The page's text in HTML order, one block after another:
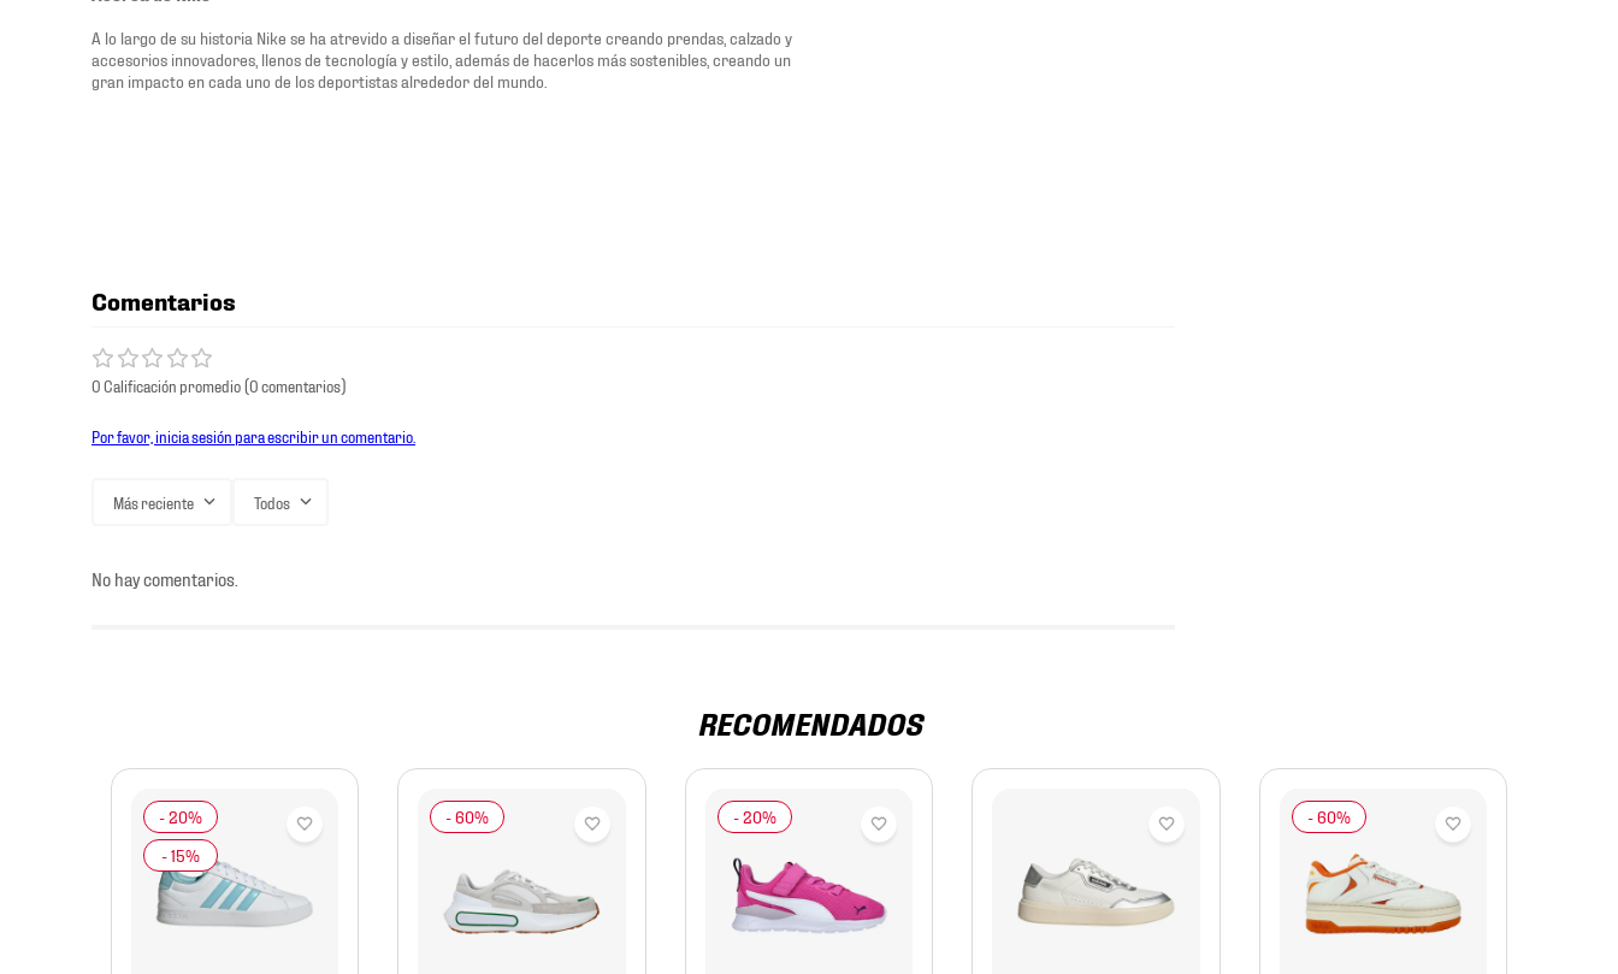
A lo largo de su historia Nike se ha atrevido a diseñar el futuro del deporte creando prendas, calzado y
accesorios innovadores, llenos de tecnología y estilo, además de hacerlos más sostenibles, creando un
gran impacto en cada uno de los deportistas alrededor del mundo.
Comentarios
0 Calificación promedio(0 comentarios)
Por favor, inicia sesión para escribir un comentario.
Más reciente Todos
No hay comentarios.
RECOMENDADOS